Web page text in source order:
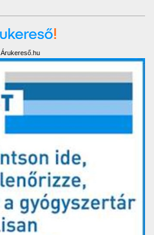
Árukereső.hu